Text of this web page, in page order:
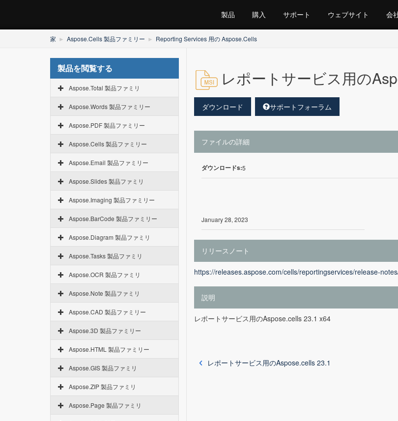
製品 購入 サポート ウェブサイト 会
家 Aspose.Cells 製品ファミリー Reporting Services 用の Aspose.Cells
製品を閲覧する
Aspose.Total 製品ファミリ
Aspose.Words 製品ファミリー
Aspose.PDF 製品ファミリー
Aspose.Cells 製品ファミリー
Aspose.Email 製品ファミリー
Aspose.Slides 製品ファミリ
Aspose.Imaging 製品ファミリー
Aspose.BarCode 製品ファミリー
Aspose.Diagram 製品ファミリ
Aspose.Tasks 製品ファミリ
Aspose.OCR 製品ファミリ
Aspose.Note 製品ファミリ
Aspose.CAD 製品ファミリー
Aspose.3D 製品ファミリー
Aspose.HTML 製品ファミリー
Aspose.GIS 製品ファミリ
Aspose.ZIP 製品ファミリ
Aspose.Page 製品ファミリ
レポートサービス用の
ダウンロード サポートフォーラム
ファイルの詳細
ダウンロードs:5
January 28, 2023
リリースノート
https://releases.aspose.com/cells/reportingservices/release-
説明
レポートサービス用のAspose.cells 23.1 x64
レポートサービス用のAspose.cells 23.1